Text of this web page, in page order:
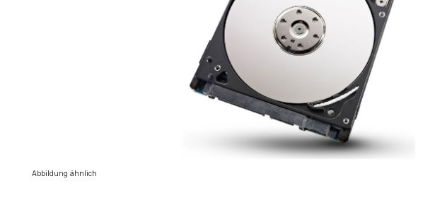
Abbildung ähnlich